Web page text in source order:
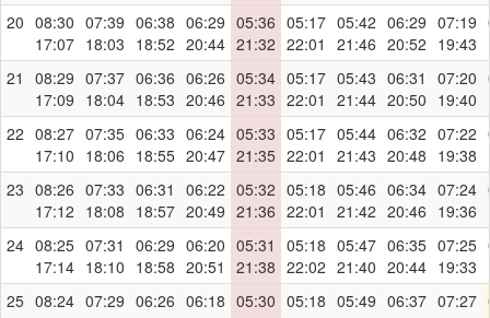
20 08:30
17:07
07:39
18:03
06:38
18:52
06:29
20:44
05:36
21:32
05:17
22:01
05:42
21:46
06:29
20:52
07:19
19:43
21
08:29
17:09
07:37
18:04
06:36
18:53
06:26
20:46
05:34
21:33
05:17
22:01
05:43
21:44
06:31
20:50
07:20
19:40
22 08:27
17:10
07:35
18:06
06:33
18:55
06:24
20:47
05:33
21:35
05:17
22:01
05:44
21:43
06:32
20:48
07:22
19:38
23 08:26
17:12
07:33
18:08
06:31
18:57
06:22
20:49
05:32
21:36
05:18
22:01
05:46
21:42
06:34
20:46
07:24
19:36
24 08:25
17:14
07:31
18:10
06:29
18:58
06:20
20:51
05:31
21:38
05:18
22:02
05:47
21:40
06:35
20:44
07:25
19:33
25 08:24 07:29 06:26 06:18 05:30 05:18 05:49 06:37 07:27